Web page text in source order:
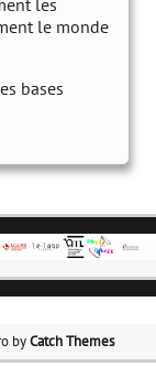
le monde
bases
byCatch Themes